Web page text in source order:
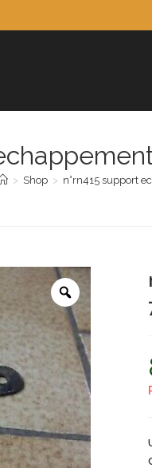
> Shop > n°rn415 support